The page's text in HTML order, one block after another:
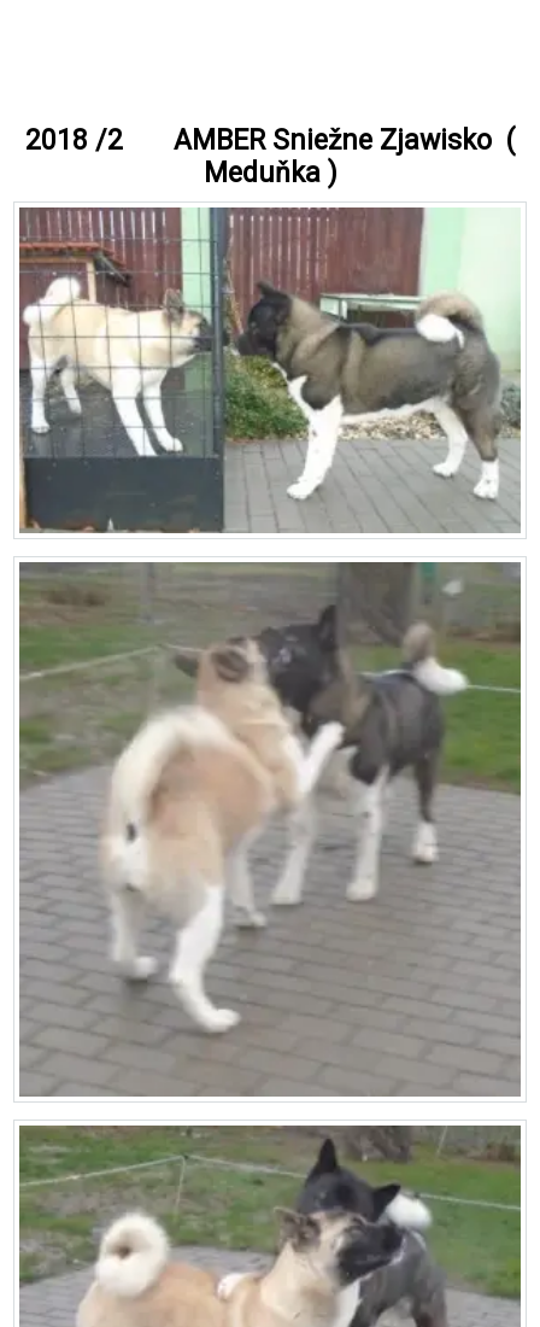
2018 /2 AMBER Sniežne Zjawisko (
Meduňka )